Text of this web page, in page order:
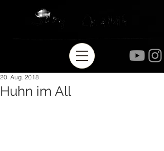
Huhn im All
20. Aug. 2018